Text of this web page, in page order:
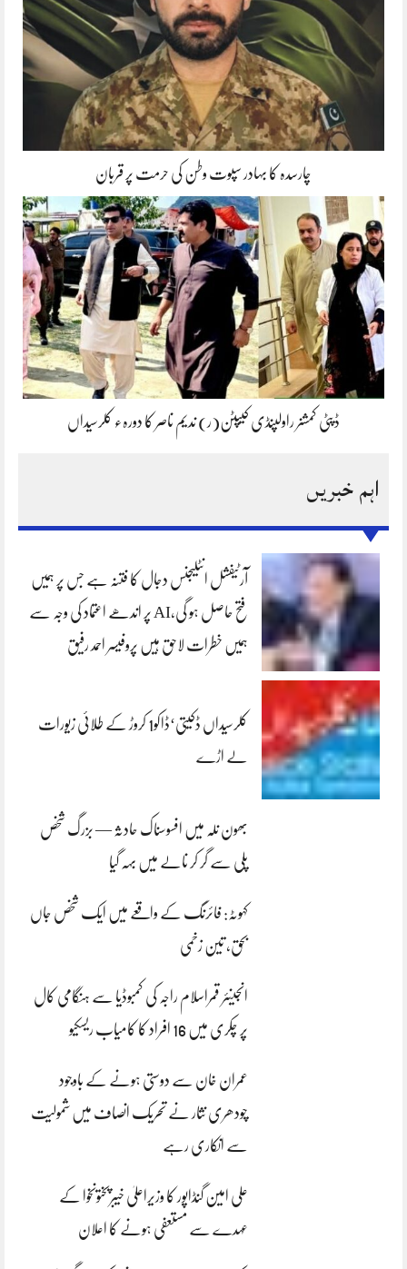
چارسدہ کا بہادر سپوت وطن کی حرمت پر قربان
ڈپٹی کمشنر راولپنڈی کیپٹن(ر) ندیم ناصر کا دورہء کلرسیداں
اہم خبریں
آرٹیفشل انٹلیجنس دجال کا فتنہ ہے جس پر ہمیں
فتح حاصل ہو گی،AI پر اندھے اعتماد کی وجہ سے
ہمیں خطرات لاحق ہیں پروفیسر احمد رفیق
کلرسیداں ڈکیتی‘ڈاکو1 کروڑ کے طلائی زیورات
لے اڑے
بھون نلہ میں افسوسناک حادثہ — بزرگ شخص
پلی سے گر کر نالے میں بہہ گیا
کہوٹہ: فائرنگ کے واقعے میں ایک شخص جاں
بحق، تین زخمی
انجینئر قمراسلام راجہ کی کمبوڈیا سے ہنگامی کال
پر چکری میں 16 افراد کا کامیاب ریسکیو
عمران خان سے دوستی ہونے کے باوجود
چودھری نثار نے تحریک انصاف میں شمولیت
سے انکاری رہے
علی امین گنڈاپور کا وزیراعلیٰ خیبرپختونخوا کے
عہدے سے مستعفی ہونے کا اعلان